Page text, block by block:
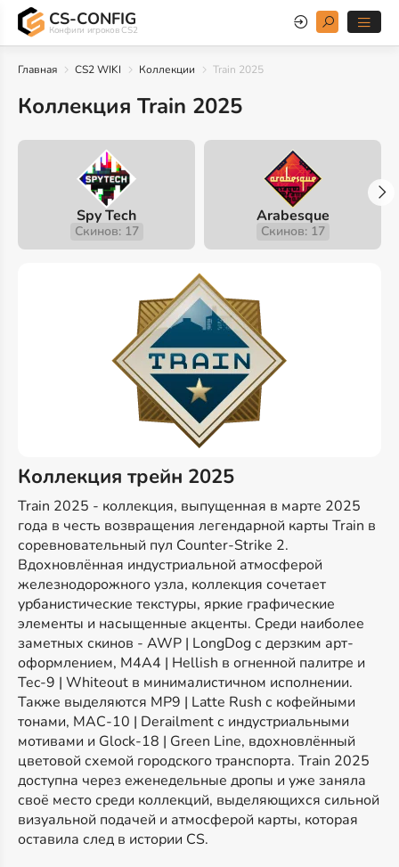
CS-CONFIG
Конфиги игроков CS2
Главная CS2 WIKI Коллекции Train 2025
Коллекция Train 2025
Spy Tech
Скинов: 17
Arabesque
Скинов: 17
Коллекция трейн 2025
Train 2025 - коллекция, выпущенная в марте 2025
года в честь возвращения легендарной карты Train в
соревновательный пул Counter-Strike 2.
Вдохновлённая индустриальной атмосферой
железнодорожного узла, коллекция сочетает
урбанистические текстуры, яркие графические
элементы и насыщенные акценты. Среди наиболее
заметных скинов - AWP | LongDog с дерзким арт-
оформлением, M4A4 | Hellish в огненной палитре и
Tec-9 | Whiteout в минималистичном исполнении.
Также выделяются MP9 | Latte Rush с кофейными
тонами, MAC-10 | Derailment с индустриальными
мотивами и Glock-18 | Green Line, вдохновлённый
цветовой схемой городского транспорта. Train 2025
доступна через еженедельные дропы и уже заняла
своё место среди коллекций, выделяющихся сильной
визуальной подачей и атмосферой карты, которая
оставила след в истории CS.